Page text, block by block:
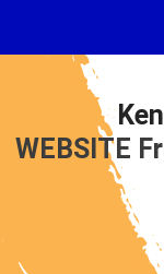
WEBSITE